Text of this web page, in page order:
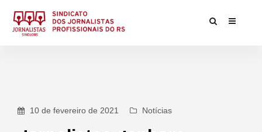
10 de fevereiro de 2021 Notícias